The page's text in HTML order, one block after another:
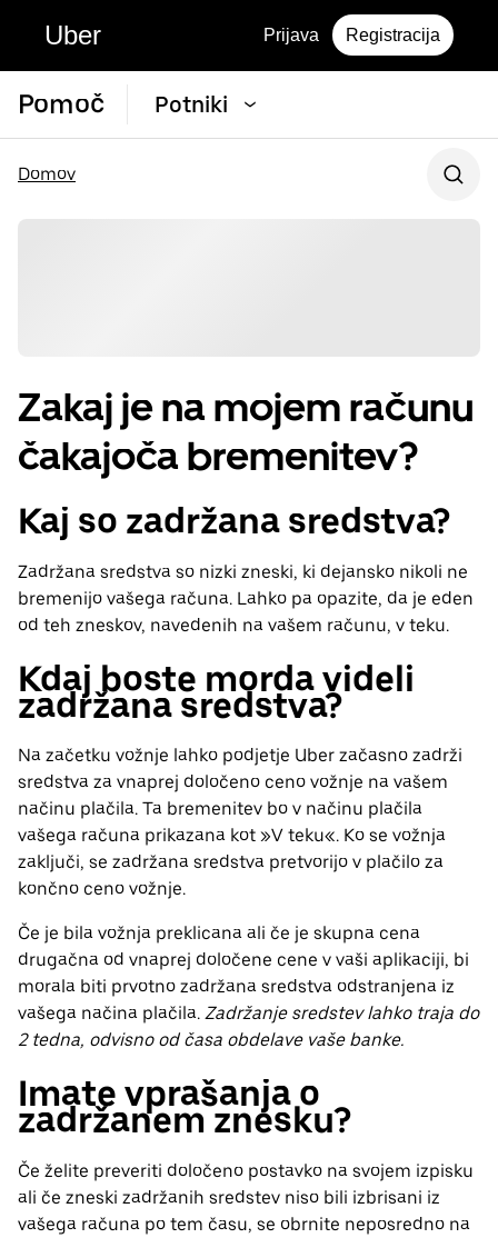
Uber Prijava Registracija
Pomoč Potniki
Domov
Zakaj je na mojem računu
čakajoča bremenitev?
Kaj so zadržana sredstva?
Zadržana sredstva so nizki zneski, ki dejansko nikoli ne
bremenijo vašega računa. Lahko pa opazite, da je eden
od teh zneskov, navedenih na vašem računu, v teku.
Kdaj boste morda videli
zadržana sredstva?
Na začetku vožnje lahko podjetje Uber začasno zadrži
sredstva za vnaprej določeno ceno vožnje na vašem
načinu plačila. Ta bremenitev bo v načinu plačila
vašega računa prikazana kot »V teku«. Ko se vožnja
zaključi, se zadržana sredstva pretvorijo v plačilo za
končno ceno vožnje.
Če je bila vožnja preklicana ali če je skupna cena
drugačna od vnaprej določene cene v vaši aplikaciji, bi
morala biti prvotno zadržana sredstva odstranjena iz
vašega načina plačila. Zadržanje sredstev lahko traja do
2 tedna, odvisno od časa obdelave vaše banke.
Imate vprašanja o
zadržanem znesku?
Če želite preveriti določeno postavko na svojem izpisku
ali če zneski zadržanih sredstev niso bili izbrisani iz
vašega računa po tem času, se obrnite neposredno na